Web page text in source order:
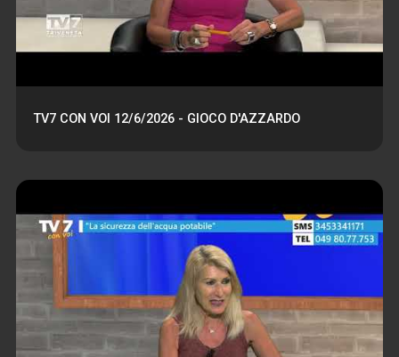
TV7 CON VOI 12/6/2026 - GIOCO D'AZZARDO